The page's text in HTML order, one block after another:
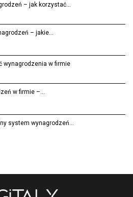
– jak korzystać…
– jakie…
wynagrodzenia w firmie
w firmie –…
system wynagrodzeń…